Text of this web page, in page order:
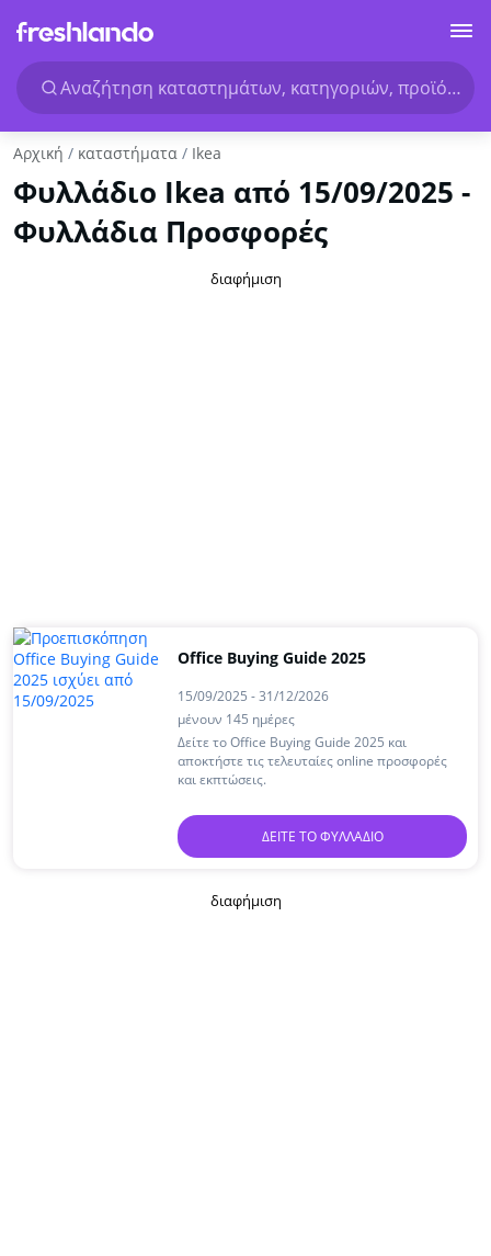
Αναζήτηση καταστημάτων, κατηγοριών,
Αρχική καταστήματα Ikea
Φυλλάδιο Ikea από 15/09/2025 -
Φυλλάδια Προσφορές
διαφήμιση
Office Buying Guide 2025
15/09/2025 - 31/12/2026
μένουν 145 ημέρες
Δείτε το Office Buying Guide 2025 και
αποκτήστε τις τελευταίες online προσφορές
και εκπτώσεις.
ΔΕΊΤΕ ΤΟ ΦΥΛΛΆΔΙΟ
διαφήμιση